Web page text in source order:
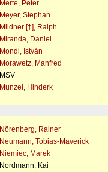
Merte, Peter
Meyer, Stephan
Mildner [†], Ralph
Miranda, Daniel
Mondi, István
Morawetz, Manfred
MSV
Munzel, Hinderk
Nörenberg, Rainer
Neumann, Tobias-Maverick
Niemiec, Marek
Nordmann, Kai